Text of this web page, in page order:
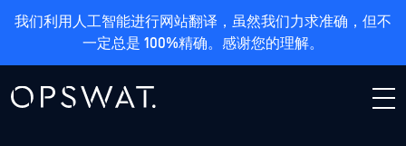
我们利用人工智能进行网站翻译，虽然我们力求准确，但不
一定总是 100%精确。感谢您的理解。